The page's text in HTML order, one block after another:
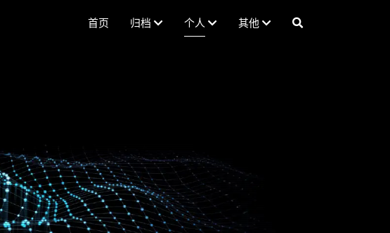
首页 归档 个人 其他